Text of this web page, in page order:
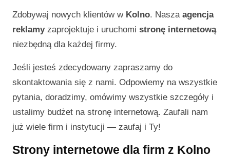
Zdobywaj nowych klientów w Kolno. Nasza agencja
reklamyzaprojektuje i uruchomi stronę internetową
niezbędną dla każdej firmy.
Jeśli jesteś zdecydowany zapraszamy do
skontaktowania się z nami. Odpowiemy na wszystkie
pytania, doradzimy, omówimy wszystkie szczegóły i
ustalimy budżet na stronę internetową. Zaufali nam
już wiele firm i instytucji — zaufaj i Ty!
Strony internetowe dla firm z Kolno